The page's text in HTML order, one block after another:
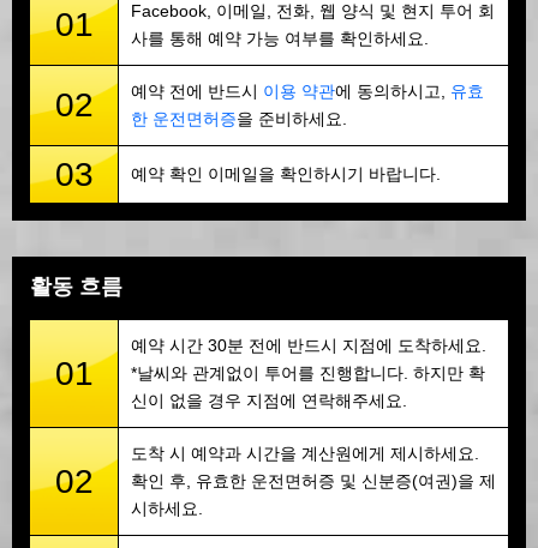
01
Facebook, 이메일, 전화, 웹 양식 및 현지 투어 회
사를 통해 예약 가능 여부를 확인하세요.
02 예약 전에 반드시 이용 약관에 동의하시고, 유효
한 운전면허증을 준비하세요.
03 예약 확인 이메일을 확인하시기 바랍니다.
활동 흐름
01
예약 시간 30분 전에 반드시 지점에 도착하세요.
*날씨와 관계없이 투어를 진행합니다. 하지만 확
신이 없을 경우 지점에 연락해주세요.
02
도착 시 예약과 시간을 계산원에게 제시하세요.
확인 후, 유효한 운전면허증 및 신분증(여권)을 제
시하세요.